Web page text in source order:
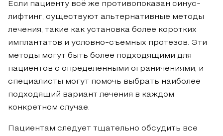
Если пациенту всё же противопоказан синус-
лифтинг, существуют альтернативные методы
лечения, такие как установка более коротких
имплантатов и условно-съемных протезов. Эти
методы могут быть более подходящими для
пациентов с определенными ограничениями, и
специалисты могут помочь выбрать наиболее
подходящий вариант лечения в каждом
конкретном случае.
Пациентам следует тщательно обсудить все